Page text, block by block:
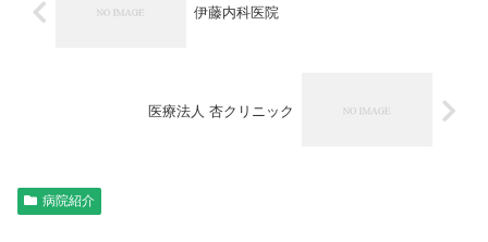
伊藤内科医院
医療法人 杏クリニック
病院紹介